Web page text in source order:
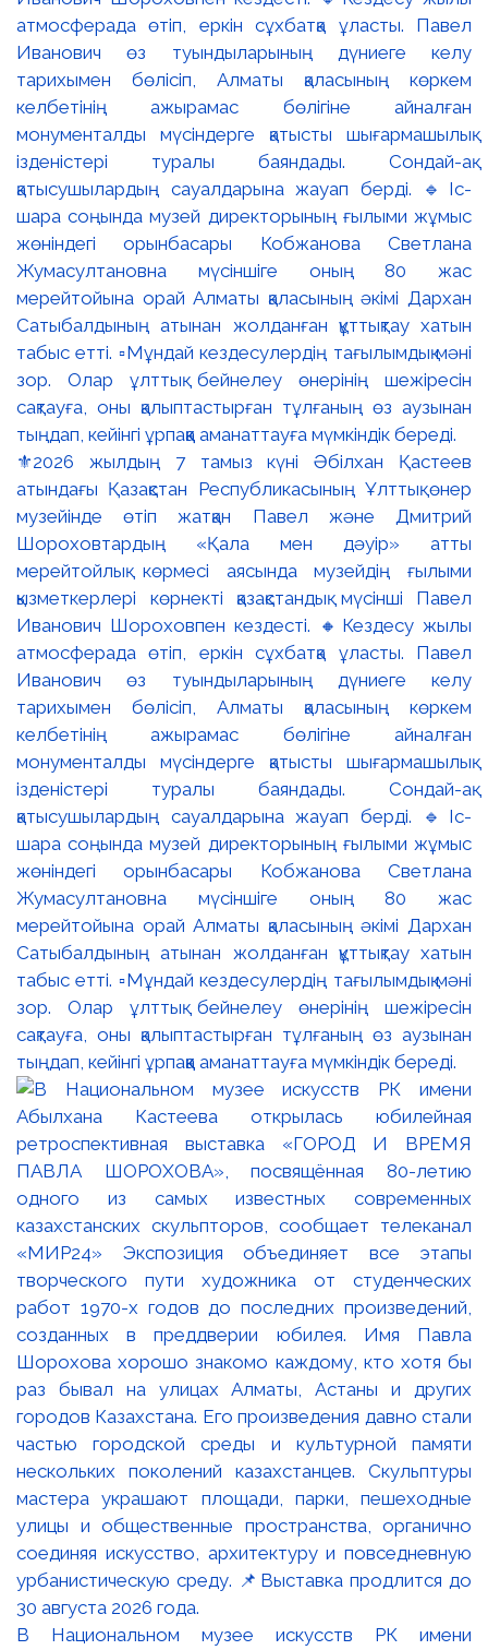
⚜️2026 жылдың 7 тамыз күні Әбілхан Қастеев
атындағы Қазақстан Республикасының Ұлттық өнер
музейінде өтіп жатқан Павел және Дмитрий
Шороховтардың «Қала мен дәуір» атты
мерейтойлық көрмесі аясында музейдің ғылыми
қызметкерлері көрнекті қазақстандық мүсінші Павел
Иванович Шороховпен кездесті. 🔸Кездесу жылы
атмосферада өтіп, еркін сұхбатқа ұласты. Павел
Иванович өз туындыларының дүниеге келу
тарихымен бөлісіп, Алматы қаласының көркем
келбетінің ажырамас бөлігіне айналған
монументалды мүсіндерге қатысты шығармашылық
ізденістері туралы баяндады. Сондай-ақ
қатысушылардың сауалдарына жауап берді. 🔹Іс-
шара соңында музей директорының ғылыми жұмыс
жөніндегі орынбасары Кобжанова Светлана
Жумасултановна мүсіншіге оның 80 жас
мерейтойына орай Алматы қаласының әкімі Дархан
Сатыбалдының атынан жолданған құттықтау хатын
табыс етті. ▫️Мұндай кездесулердің тағылымдық мәні
зор. Олар ұлттық бейнелеу өнерінің шежіресін
сақтауға, оны қалыптастырған тұлғаның өз аузынан
тыңдап, кейінгі ұрпаққа аманаттауға мүмкіндік береді.
В Национальном музее искусств РК имени